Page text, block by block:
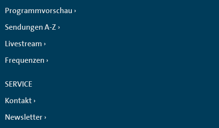
Programmvorschau
Sendungen A-Z
Livestream
Frequenzen
SERVICE
Kontakt
Newsletter